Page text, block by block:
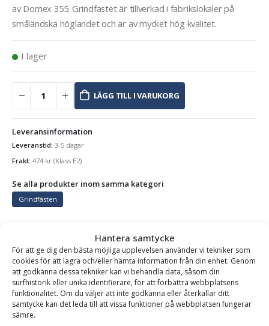
Hantera samtycke
För att ge dig den bästa möjliga upplevelsen använder vi tekniker som
cookies för att lagra och/eller hämta information från din enhet. Genom
att godkänna dessa tekniker kan vi behandla data, såsom din
surfhistorik eller unika identifierare, för att förbättra webbplatsens
funktionalitet. Om du väljer att inte godkänna eller återkallar ditt
samtycke kan det leda till att vissa funktioner på webbplatsen fungerar
sämre.
av Domex 355. Grindfästet är tillverkad i fabrikslokaler på
småländska höglandet och är av mycket hög kvalitet.
I lager
LÄGG TILL I VARUKORG
Leveransinformation
Leveranstid: 3-5 dagar
Frakt: 474 kr (Klass E2)
Se alla produkter inom samma kategori
Grindfästen
BESKRIVNING
Grindfäste – B45, vikt 210 kg
Höghållfast grindfäste anpassat för redskap till grävmaskin.